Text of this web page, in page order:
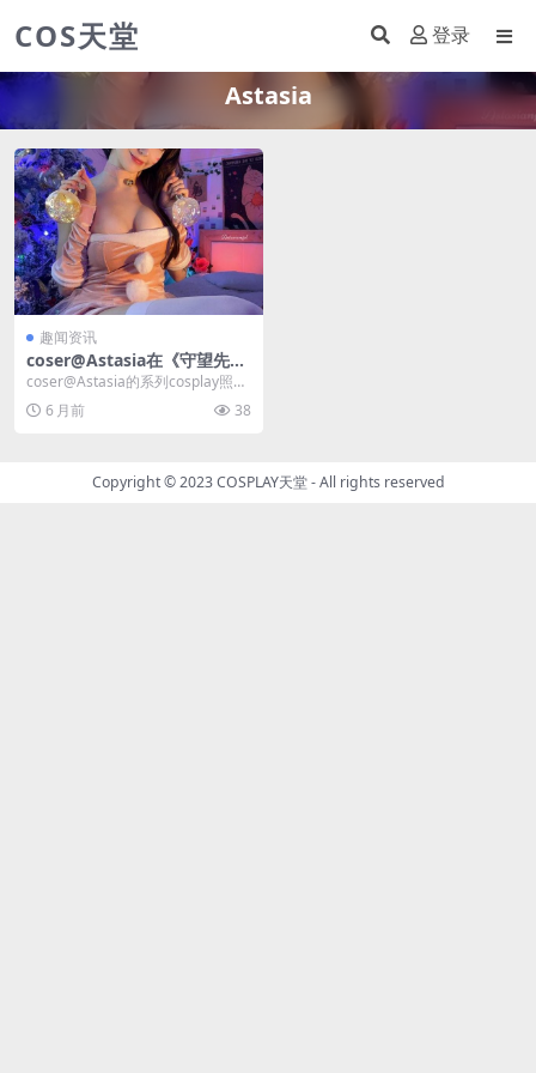
COS天堂 登录
Astasia
趣闻资讯
coser@Astasia在《守望先锋
2》中化身性感火辣的宋哈娜D.
coser@Astasia的系列cosplay照片
可能是所有《守望先锋》版本中
最...6 月前 38
Copyright © 2023COSPLAY天堂- All rights reserved